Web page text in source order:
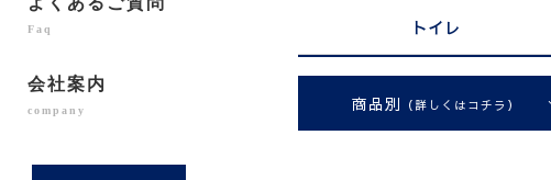
Faq
会社案内
company
トイレ
商品別 （詳しくはコチラ）